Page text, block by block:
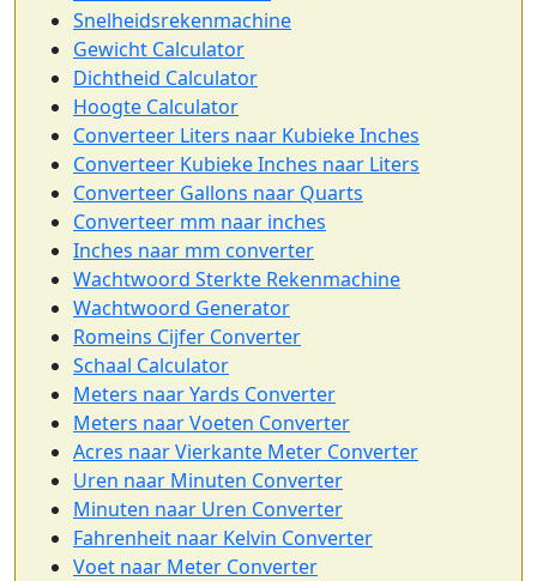
Snelheidsrekenmachine
Gewicht Calculator
Dichtheid Calculator
Hoogte Calculator
Converteer Liters naar Kubieke Inches
Converteer Kubieke Inches naar Liters
Converteer Gallons naar Quarts
Converteer mm naar inches
Inches naar mm converter
Wachtwoord Sterkte Rekenmachine
Wachtwoord Generator
Romeins Cijfer Converter
Schaal Calculator
Meters naar Yards Converter
Meters naar Voeten Converter
Acres naar Vierkante Meter Converter
Uren naar Minuten Converter
Minuten naar Uren Converter
Fahrenheit naar Kelvin Converter
Voet naar Meter Converter